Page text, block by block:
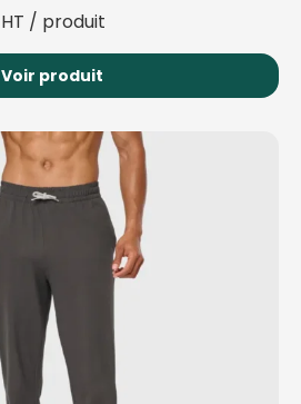
HT / produit
Voir produit